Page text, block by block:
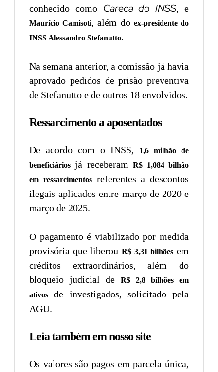
conhecido como Careca do INSS, e
Maurício Camisoti, além do ex-presidente do
INSS Alessandro Stefanutto.
Na semana anterior, a comissão já havia
aprovado pedidos de prisão preventiva
de Stefanutto e de outros 18 envolvidos.
Ressarcimento a aposentados
De acordo com o INSS,
1,6 milhão de
beneficiários já receberamR$ 1,084 bilhão
em ressarcimentosreferentes a descontos
ilegais aplicados entre março de 2020 e
março de 2025.
O pagamento é viabilizado por medida
provisória que liberou R$ 3,31 bilhões em
créditos extraordinários, além do
bloqueio judicial de
R$ 2,8 bilhões em
ativos
de investigados, solicitado pela
AGU.
Leia também em nosso site
Os valores são pagos em parcela única,